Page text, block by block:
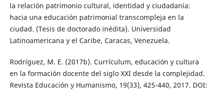
la relación patrimonio cultural, identidad y ciudadanía:
hacia una educación patrimonial transcompleja en la
ciudad. (Tesis de doctorado inédita). Universidad
Latinoamericana y el Caribe, Caracas, Venezuela.
Rodríguez, M. E. (2017b). Currículum, educación y cultura
en la formación docente del siglo XXI desde la complejidad.
Revista Educación y Humanismo, 19(33), 425-440, 2017. DOI: